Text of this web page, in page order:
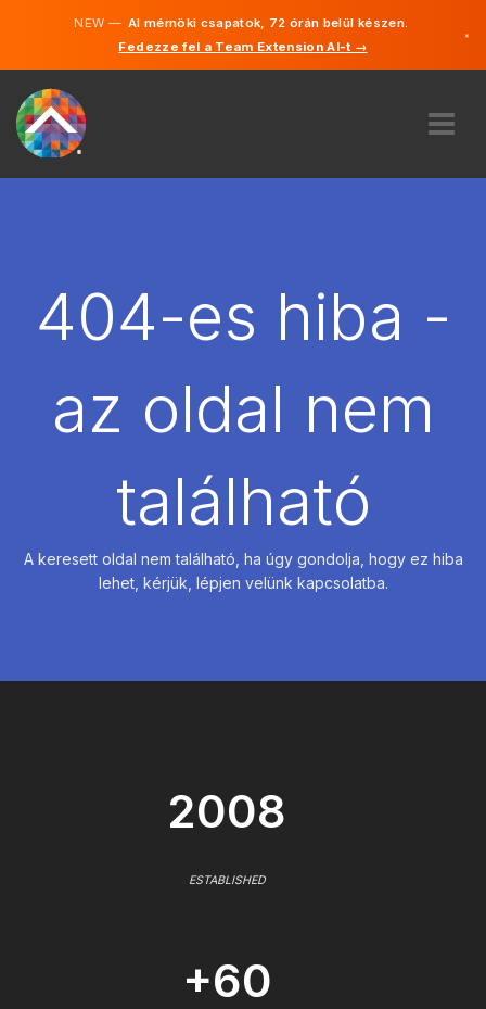
NEW —AI mérnöki csapatok, 72 órán belül készen.
Fedezze fel a Team Extension AI-t →
×
BÉREL
404-es hiba -
az oldal nem
található
A keresett oldal nem található, ha úgy gondolja, hogy ez hiba
lehet, kérjük, lépjen velünk kapcsolatba.
2008
ESTABLISHED
+60